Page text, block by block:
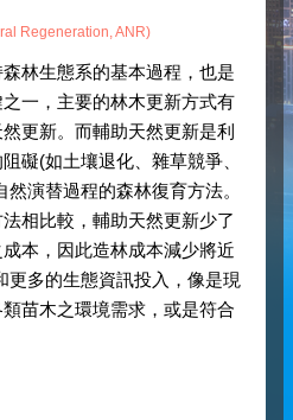
Regeneration, ANR)
生態系的基本過程，也是
一，主要的林木更新方式有
更新。而輔助天然更新是利
礙(如土壤退化、雜草競爭、
演替過程的森林復育方法。
比較，輔助天然更新少了
本，因此造林成本減少將近
更多的生態資訊投入，像是現
苗木之環境需求，或是符合